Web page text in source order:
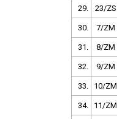
29. 23/ZS
30. 7/ZM
31. 8/ZM
32. 9/ZM
33. 10/ZM
34. 11/ZM